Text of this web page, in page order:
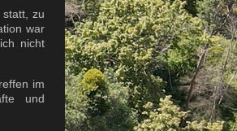
statt, zu
war
nicht
im
und